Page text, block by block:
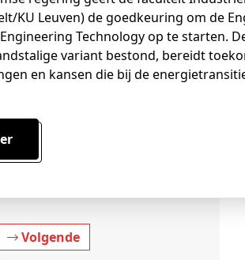
KU Leuven) de goedkeuring om de
Technology op te starten.
variant bestond, bereidt
en kansen die bij de
Volgende